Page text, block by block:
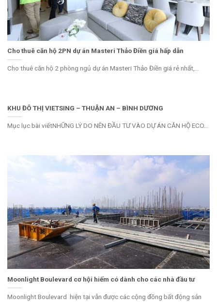
Cho thuê căn hộ 2PN dự án Masteri Thảo Điền giá hấp dẫn
Cho thuê căn hộ 2 phòng ngủ dự án Masteri Thảo Điền giá rẻ nhất,...
KHU ĐÔ THỊ VIETSING – THUẬN AN – BÌNH DƯƠNG
Mục lục bài viếtNHỮNG LÝ DO NÊN ĐẦU TƯ VÀO DỰ ÁN CĂN HỘ ECO...
Moonlight Boulevard cơ hội hiếm có dành cho các nhà đầu tư
Moonlight Boulevard hiện tại vẫn được các cộng đồng bất động sản